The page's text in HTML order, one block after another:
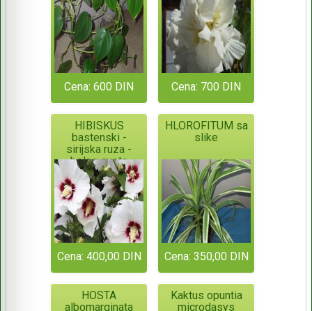
Cena: 600 DIN Cena: 700 DIN
HIBISKUS
bastenski -
sirijska ruza -
belog cveta
Cena: 400,00 DIN
HLOROFITUM sa
slike
Cena: 350,00 DIN
HOSTA
albomarginata
Kaktus opuntia
microdasys